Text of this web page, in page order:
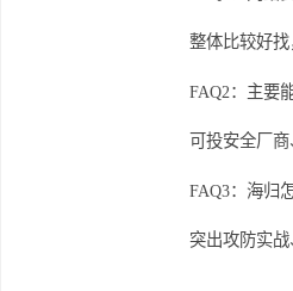
职业生涯
行业中乘
相关
FAQ1：
整体比较